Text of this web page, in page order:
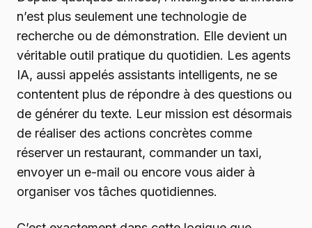
n’est plus seulement une technologie de
recherche ou de démonstration. Elle devient un
véritable outil pratique du quotidien. Les agents
IA, aussi appelés assistants intelligents, ne se
contentent plus de répondre à des questions ou
de générer du texte. Leur mission est désormais
de réaliser des actions concrètes comme
réserver un restaurant, commander un taxi,
envoyer un e-mail ou encore vous aider à
organiser vos tâches quotidiennes.